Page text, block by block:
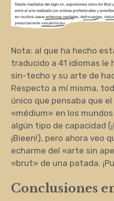
Nota: al que ha hecho
traducido a 41 idiomas
sin-techo y su arte de
Respecto a mí misma,
único que pensaba que
«médium» en los
algún tipo de capacidad
¡Bieen!), pero ahora veo
echarme del «arte sin
«brut» de una patada.
Conclusiones